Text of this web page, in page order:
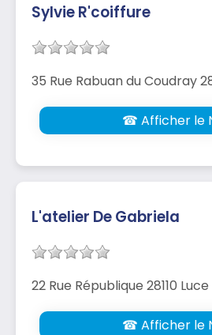
Sylvie R'coiffure
35 Rue Rabuan du Coudray
☎ Afficher le
L'atelier De Gabriela
22 Rue République 28110 Luce
☎ Afficher le